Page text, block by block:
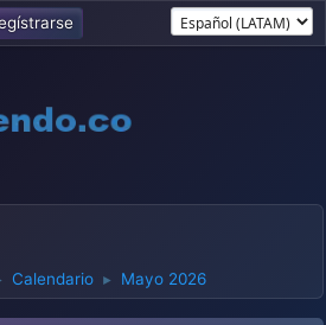
Calendario ► Mayo 2026